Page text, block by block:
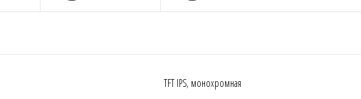
TFT IPS, монохромная